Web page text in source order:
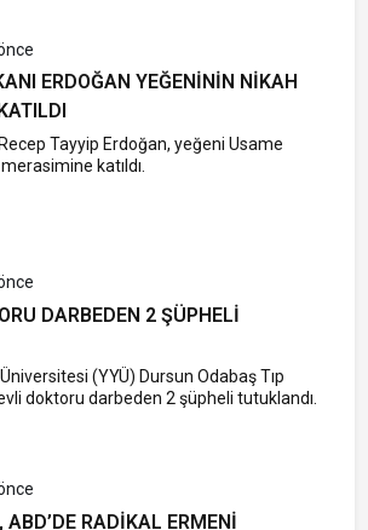
ERDOĞAN YEĞENININ NIKAH
Tayyip Erdoğan, yeğeni Usame
katıldı.
DARBEDEN 2 ŞÜPHELI
(YYÜ) Dursun Odabaş Tıp
doktoru darbeden 2 şüpheli tutuklandı.
RADIKAL ERMENI